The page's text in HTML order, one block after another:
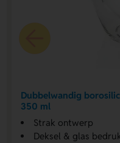
Dubbelwandig
350 ml
Strak ontwerp
Deksel & glas